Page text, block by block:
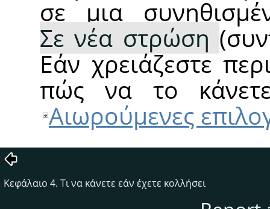
σε μια
Σε νέα στρώση
Εάν χρειάζεστε
πώς να το
Αιωρούμενες
Κεφάλαιο 4. Τι να κάνετε εάν έχετε κολλήσει